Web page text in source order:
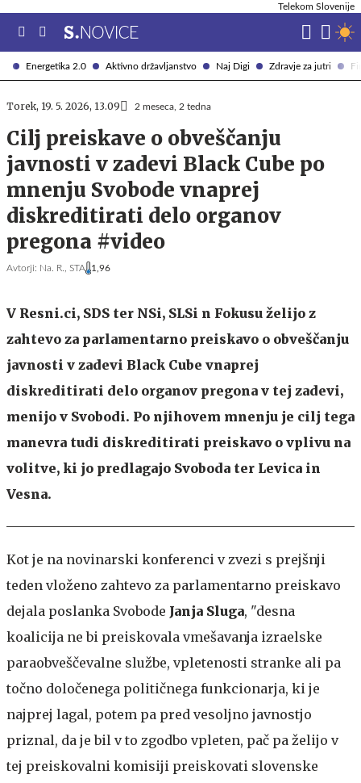
Energetika 2.0 Aktivno državljanstvo Naj Digi Zdravje za jutri
Telekom Slovenije
Torek, 19. 5. 2026, 13.09 2 meseca, 2 tedna
Cilj preiskave o obveščanju
javnosti v zadevi Black Cube po
mnenju Svobode vnaprej
diskreditirati delo organov
pregona #video
Avtorji: Na. R., STA 1,96
V Resni.ci, SDS ter NSi, SLSi n Fokusu želijo z
zahtevo za parlamentarno preiskavo o obveščanju
javnosti v zadevi Black Cube vnaprej
diskreditirati delo organov pregona v tej zadevi,
menijo v Svobodi. Po njihovem mnenju je cilj tega
manevra tudi diskreditirati preiskavo o vplivu na
volitve, ki jo predlagajo Svoboda ter Levica in
Vesna.
Kot je na novinarski konferenci v zvezi s prejšnji
teden vloženo zahtevo za parlamentarno preiskavo
dejala poslanka Svobode Janja Sluga, "desna
koalicija ne bi preiskovala vmešavanja izraelske
paraobveščevalne službe, vpletenosti stranke ali pa
točno določenega političnega funkcionarja, ki je
najprej lagal, potem pa pred vesoljno javnostjo
priznal, da je bil v to zgodbo vpleten, pač pa želijo v
tej preiskovalni komisiji preiskovati slovenske